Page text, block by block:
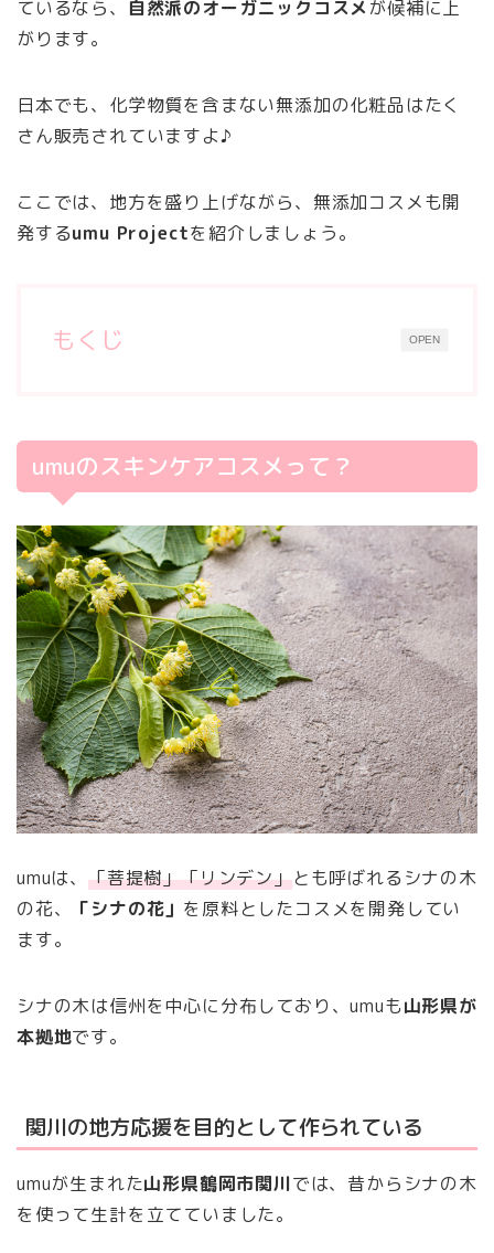
ているなら、 自然派のオーガニックコスメ が候補に上
がります。
日本でも、化学物質を含まない無添加の化粧品はたく
さん販売されていますよ♪
ここでは、地方を盛り上げながら、無添加コスメも開
発するumu Projectを紹介しましょう。
OPEN
もくじ
umuのスキンケアコスメって？
umuは、 「菩提樹」「リンデン」とも呼ばれるシナの木
の花、
「シナの花」 を原料としたコスメを開発してい
ます。
シナの木は信州を中心に分布しており、umuも山形県が
本拠地です。
関川の地方応援を目的として作られている
umuが生まれた山形県鶴岡市関川では、昔からシナの木
を使って生計を立てていました。